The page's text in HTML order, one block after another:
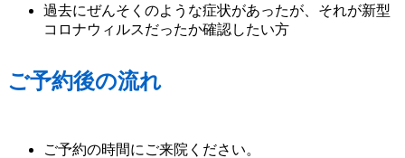
過去にぜんそくのような症状があったが、それが新型
コロナウィルスだったか確認したい方
ご予約後の流れ
ご予約の時間にご来院ください。